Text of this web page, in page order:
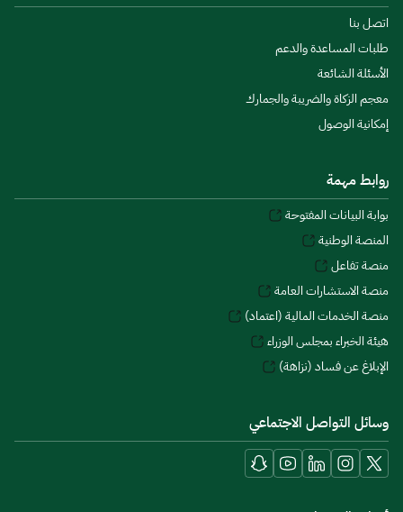
اتصل بنا
طلبات المساعدة والدعم
الأسئلة الشائعة
معجم الزكاة والضريبة والجمارك
إمكانية الوصول
روابط مهمة
بوابة البيانات المفتوحة
المنصة الوطنية
منصة تفاعل
منصة الاستشارات العامة
منصة الخدمات المالية (اعتماد)
هيئة الخبراء بمجلس الوزراء
الإبلاغ عن فساد (نزاهة)
وسائل التواصل الاجتماعي